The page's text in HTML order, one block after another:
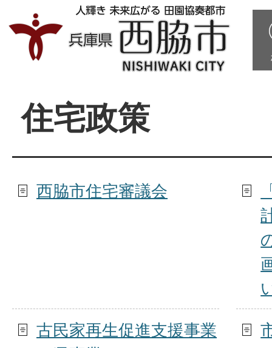
住宅政策
西脇市住宅審議会
古民家再生促進支援事業